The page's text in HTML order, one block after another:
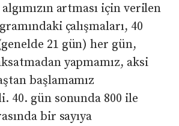
artması için verilen
çalışmaları, 40
21 gün) her gün,
yapmamız, aksi
başlamamız
40. gün sonunda 800 ile
bir sayıya